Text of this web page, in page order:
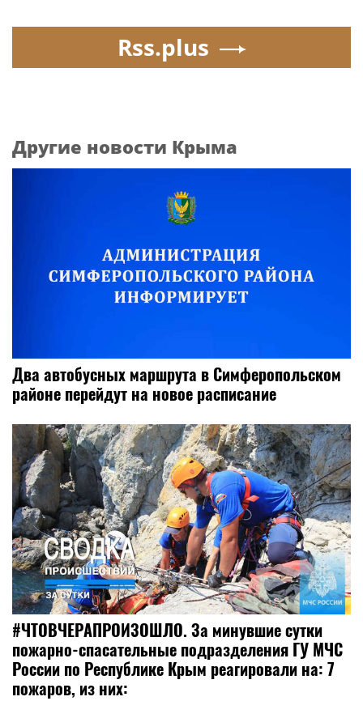
Rss.plus
Другие новости Крыма
Два автобусных маршрута в Симферопольском
районе перейдут на новое расписание
#ЧТОВЧЕРАПРОИЗОШЛО. За минувшие сутки
пожарно-спасательные подразделения ГУ МЧС
России по Республике Крым реагировали на: 7
пожаров, из них: